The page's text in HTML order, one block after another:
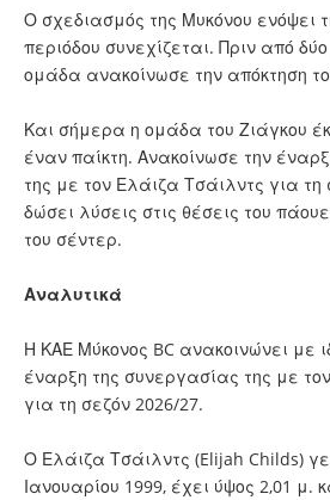
Ο σχεδιασμός της Μυκόνου ενόψει
περιόδου συνεχίζεται. Πριν από
ομάδα ανακοίνωσε την απόκτηση
Και σήμερα η ομάδα του Ζιάγκου
έναν παίκτη. Ανακοίνωσε την
της με τον Ελάιζα Τσάιλντς για
δώσει λύσεις στις θέσεις του
του σέντερ.
Αναλυτικά
Η ΚΑΕ Μύκονος BC ανακοινώνει με
έναρξη της συνεργασίας της με
για τη σεζόν 2026/27.
Ο Ελάιζα Τσάιλντς (Elijah Childs)
Ιανουαρίου 1999, έχει ύψος 2,01 μ.